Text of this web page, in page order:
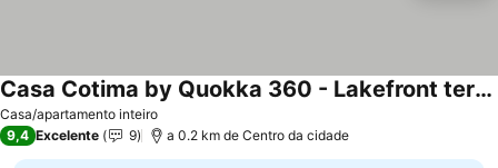
Casa/apartamento inteiro
Casa Cotima by Quokka 360 - Lakefront terrace
9,4 Excelente 9 a 0.2 km de Centro da cidade